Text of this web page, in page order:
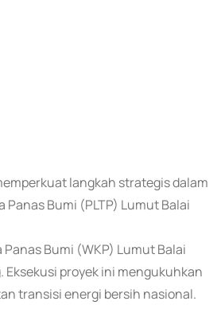
langkah strategis dalam
Bumi (PLTP) Lumut Balai
Bumi (WKP) Lumut Balai
proyek ini mengukuhkan
transisi energi bersih nasional.